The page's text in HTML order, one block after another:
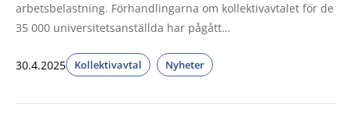
arbetsbelastning. Förhandlingarna om kollektivavtalet för de
35 000 universitetsanställda har pågått…
30.4.2025 Kollektivavtal Nyheter